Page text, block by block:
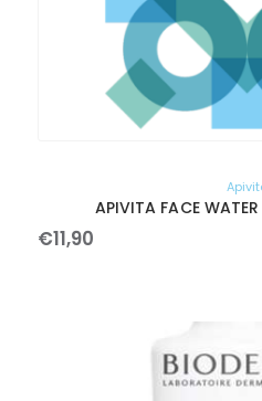
APIVITA FACE
€11,90